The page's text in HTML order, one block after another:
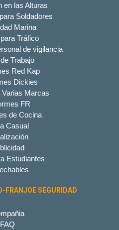
en las Alturas
Soldadores
Marina
Tráfico
de vigilancia
Trabajo
Red Kap
Dickies
Marcas
FR
de Cocina
Casual
Estudiantes
FRANJOE SEGURIDAD
FAQ